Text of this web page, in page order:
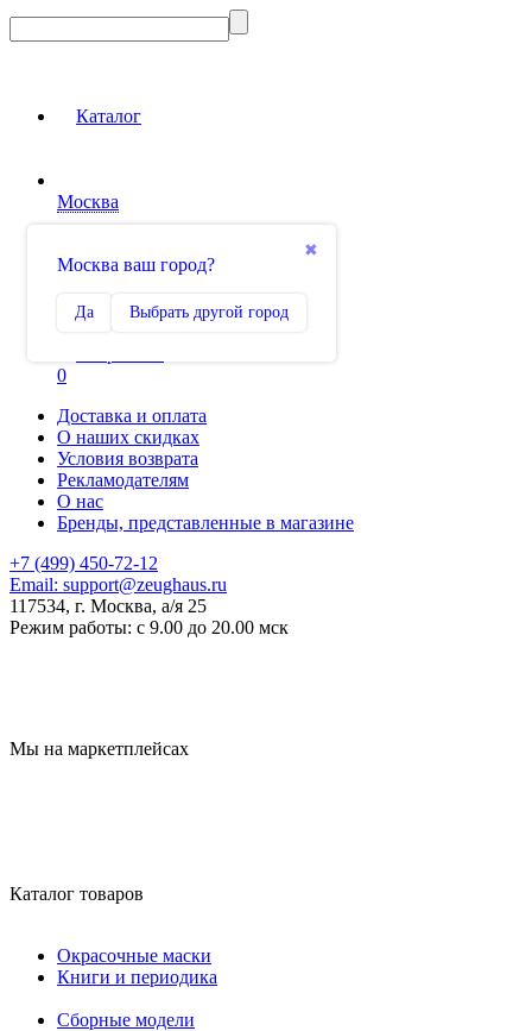
Каталог
Москва
✖
Москва ваш город?
Да Выбрать другой город
Сравнение
0
Доставка и оплата
О наших скидках
Условия возврата
Рекламодателям
О нас
Бренды, представленные в магазине
+7 (499) 450-72-12
Email: support@zeughaus.ru
117534, г. Москва, а/я 25
Режим работы: с 9.00 до 20.00 мск
Мы на маркетплейсах
Каталог товаров
Окрасочные маски
Книги и периодика
Сборные модели